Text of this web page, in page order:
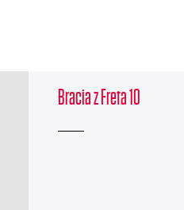
Bracia z Freta 10